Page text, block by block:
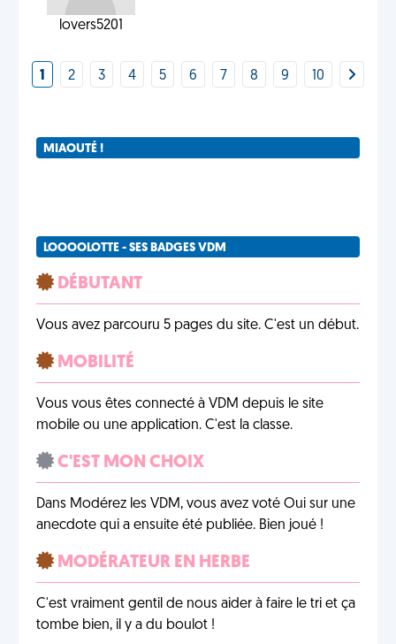
lovers5201
1 2 3 4 5 6 7 8 9 10
MIAOUTÉ !
LOOOOLOTTE - SES BADGES VDM
DÉBUTANT
Vous avez parcouru 5 pages du site. C'est un début.
MOBILITÉ
Vous vous êtes connecté à VDM depuis le site
mobile ou une application. C'est la classe.
C'EST MON CHOIX
Dans Modérez les VDM, vous avez voté Oui sur une
anecdote qui a ensuite été publiée. Bien joué !
MODÉRATEUR EN HERBE
C'est vraiment gentil de nous aider à faire le tri et ça
tombe bien, il y a du boulot !